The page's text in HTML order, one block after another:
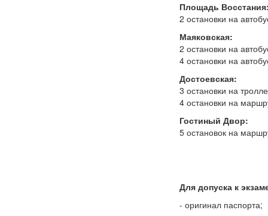
Площадь
2 остановки на
Маяковская:
2 остановки на
4 остановки на
Достоевская:
3 остановки на
4 остановки на
Гостиный Двор:
5 остановок на
Для допуска к
- оригинал паспорта;